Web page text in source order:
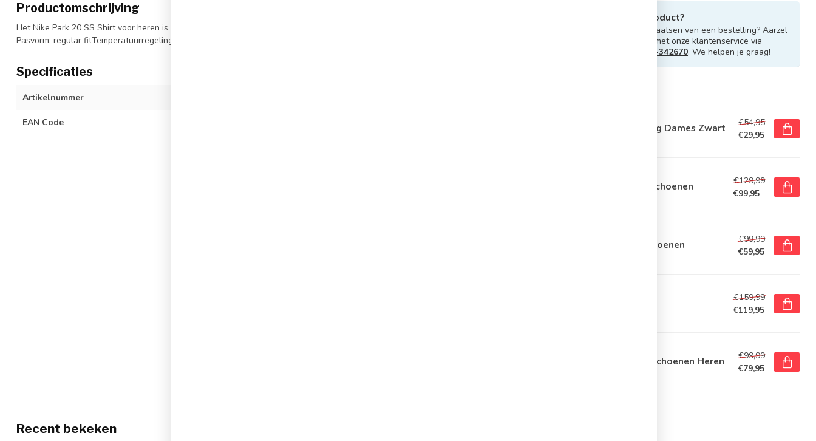
Productomschrijving
Het Nike Park 20 SS Shirt voor heren is een sportshirt met korte mouwen die geschikt is voor verschillende sporten.
Pasvorm: regular fitTemperatuurregeling: Dri-Fit technologie houdt je droog en comfortabel
Specificaties
Artikelnummer
EAN Code
Heb je vragen over dit product?
Of heb je hulp nodig bij het plaatsen van een bestelling? Aarzel
niet om contact op te nemen met onze klantenservice via
0492-342670. We helpen je graag!
Nike Pro Tight Sport Legging Dames Zwart
€54,95
€29,95
Nike Free Metcon 6 Fitnessschoenen
€129,99
€99,95
Nike Free 2025 Hardloopschoenen
€99,99
€59,95
€159,99
€119,95
Nike Journey Run Hardloopschoenen Heren
€99,99
€79,95
Recent bekeken